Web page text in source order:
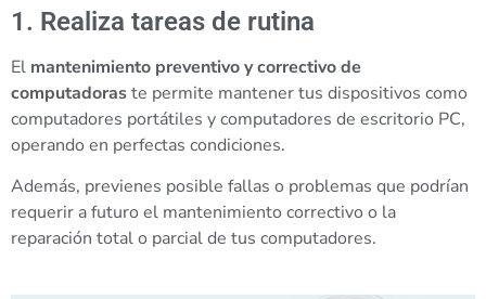
1. Realiza tareas de rutina
El mantenimiento preventivo y correctivo de
computadoraste permite mantener tus dispositivos como
computadores portátiles y computadores de escritorio PC,
operando en perfectas condiciones.
Además, previenes posible fallas o problemas que podrían
requerir a futuro el mantenimiento correctivo o la
reparación total o parcial de tus computadores.